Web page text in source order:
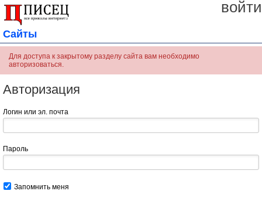
войти
Сайты
Для доступа к закрытому разделу сайта вам необходимо
авторизоваться.
Авторизация
Логин или эл. почта
Пароль
Запомнить меня